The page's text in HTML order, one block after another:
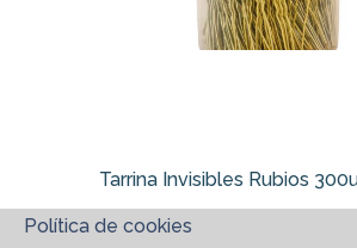
Tarrina Invisibles Rubios
Política de cookies